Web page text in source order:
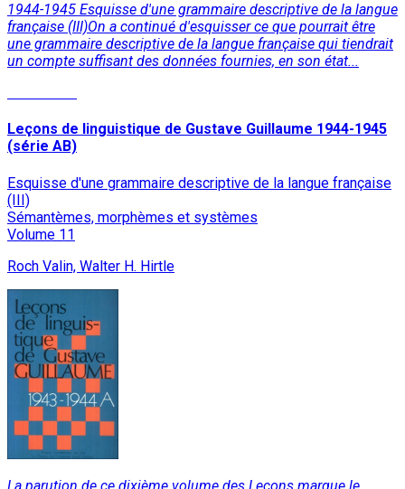
1944-1945 Esquisse d'une grammaire descriptive de la langue
française (III)On a continué d'esquisser ce que pourrait être
une grammaire descriptive de la langue française qui tiendrait
un compte suffisant des données fournies, en son état...
Leçons de linguistique de Gustave Guillaume 1944-1945
(série AB)
Esquisse d'une grammaire descriptive de la langue française
(III)
Sémantèmes, morphèmes et systèmes
Volume 11
Roch Valin, Walter H. Hirtle